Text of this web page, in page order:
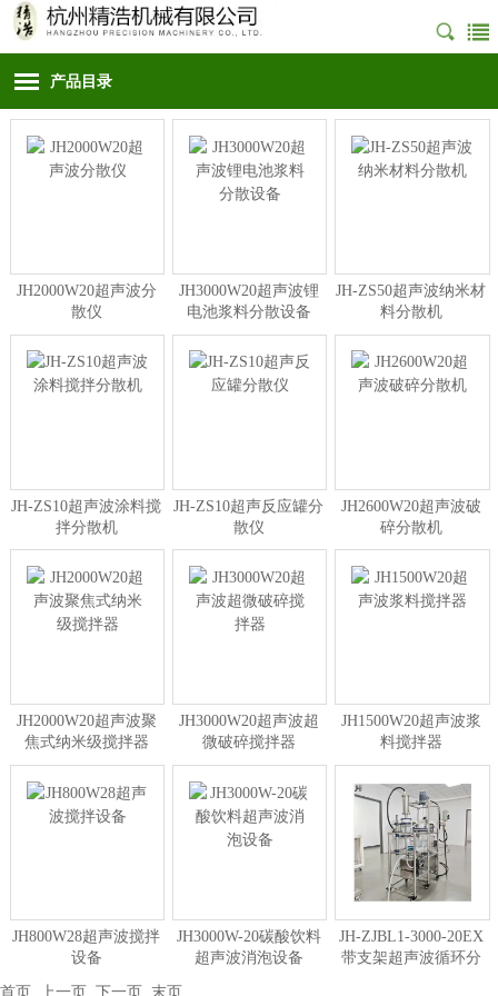
产品目录
JH2000W20超声波分
散仪
JH3000W20超声波锂
电池浆料分散设备
JH-ZS50超声波纳米材
料分散机
JH-ZS10超声波涂料搅
拌分散机
JH-ZS10超声反应罐分
散仪
JH2600W20超声波破
碎分散机
JH2000W20超声波聚
焦式纳米级搅拌器
JH3000W20超声波超
微破碎搅拌器
JH1500W20超声波浆
料搅拌器
JH800W28超声波搅拌
设备
JH3000W-20碳酸饮料
超声波消泡设备
JH-ZJBL1-3000-20EX
带支架超声波循环分
首页 上一页 下一页 末页